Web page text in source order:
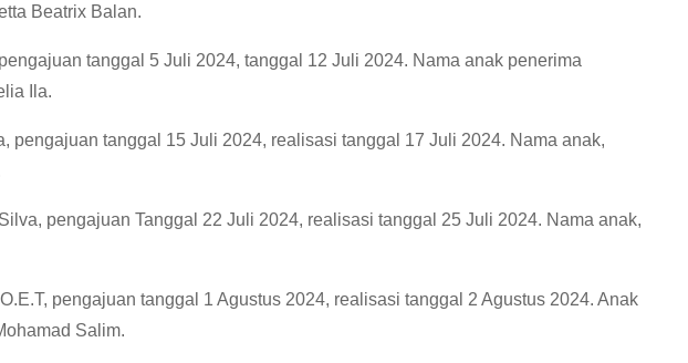
Beatrix Balan.
tanggal 5 Juli 2024, tanggal 12 Juli 2024. Nama anak penerima
Ila.
pengajuan tanggal 15 Juli 2024, realisasi tanggal 17 Juli 2024. Nama anak,
pengajuan Tanggal 22 Juli 2024, realisasi tanggal 25 Juli 2024. Nama anak,
pengajuan tanggal 1 Agustus 2024, realisasi tanggal 2 Agustus 2024. Anak
Salim.